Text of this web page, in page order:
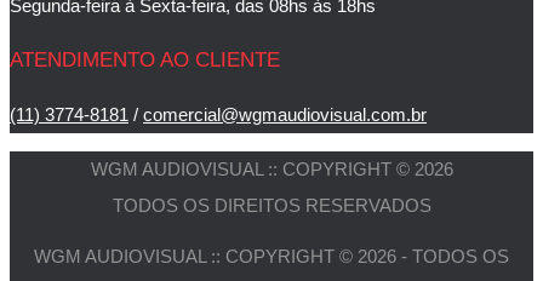
Segunda-feira à Sexta-feira, das 08hs às 18hs
ATENDIMENTO AO CLIENTE
(11) 3774-8181 / comercial@wgmaudiovisual.com.br
WGM AUDIOVISUAL :: COPYRIGHT © 2026
TODOS OS DIREITOS RESERVADOS
WGM AUDIOVISUAL :: COPYRIGHT © 2026 - TODOS OS